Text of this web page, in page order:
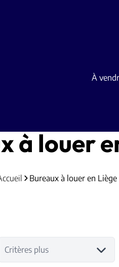
À
à louer
Bureaux à louer en Liège
Critères plus